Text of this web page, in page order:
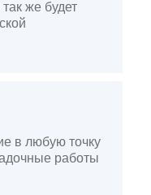
же будет
в любую точку
работы